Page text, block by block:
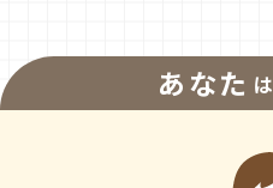
あなた は